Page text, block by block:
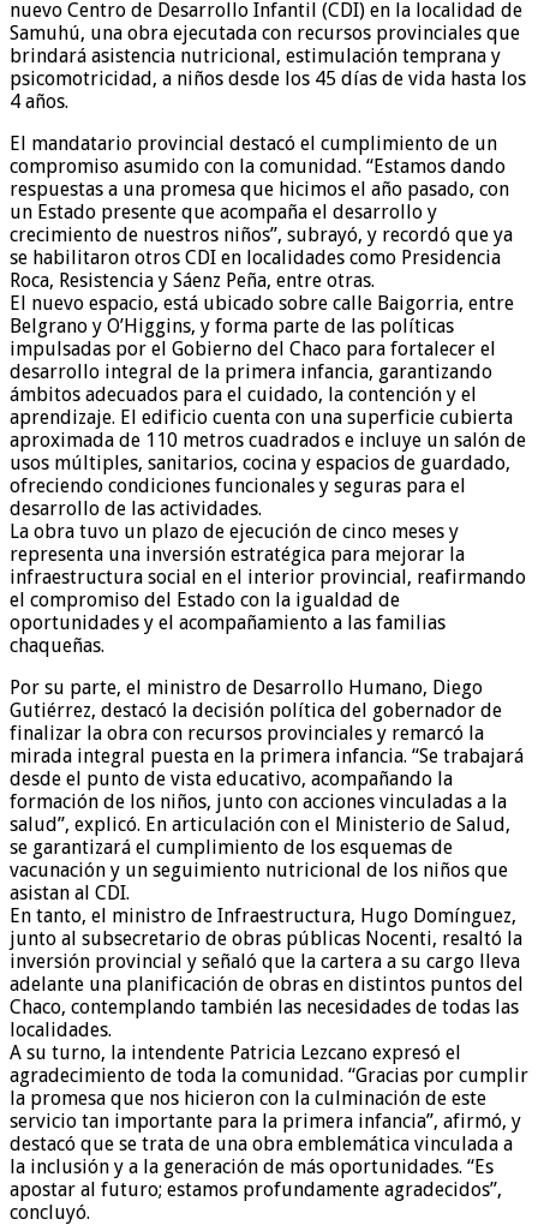
nuevo Centro de Desarrollo Infantil (CDI) en la localidad de
Samuhú, una obra ejecutada con recursos provinciales que
brindará asistencia nutricional, estimulación temprana y
psicomotricidad, a niños desde los 45 días de vida hasta los
4 años.
El mandatario provincial destacó el cumplimiento de un
compromiso asumido con la comunidad. “Estamos dando
respuestas a una promesa que hicimos el año pasado, con
un Estado presente que acompaña el desarrollo y
crecimiento de nuestros niños”, subrayó, y recordó que ya
se habilitaron otros CDI en localidades como Presidencia
Roca, Resistencia y Sáenz Peña, entre otras.
El nuevo espacio, está ubicado sobre calle Baigorria, entre
Belgrano y O’Higgins, y forma parte de las políticas
impulsadas por el Gobierno del Chaco para fortalecer el
desarrollo integral de la primera infancia, garantizando
ámbitos adecuados para el cuidado, la contención y el
aprendizaje. El edificio cuenta con una superficie cubierta
aproximada de 110 metros cuadrados e incluye un salón de
usos múltiples, sanitarios, cocina y espacios de guardado,
ofreciendo condiciones funcionales y seguras para el
desarrollo de las actividades.
La obra tuvo un plazo de ejecución de cinco meses y
representa una inversión estratégica para mejorar la
infraestructura social en el interior provincial, reafirmando
el compromiso del Estado con la igualdad de
oportunidades y el acompañamiento a las familias
chaqueñas.
Por su parte, el ministro de Desarrollo Humano, Diego
Gutiérrez, destacó la decisión política del gobernador de
finalizar la obra con recursos provinciales y remarcó la
mirada integral puesta en la primera infancia. “Se trabajará
desde el punto de vista educativo, acompañando la
formación de los niños, junto con acciones vinculadas a la
salud”, explicó. En articulación con el Ministerio de Salud,
se garantizará el cumplimiento de los esquemas de
vacunación y un seguimiento nutricional de los niños que
asistan al CDI.
En tanto, el ministro de Infraestructura, Hugo Domínguez,
junto al subsecretario de obras públicas Nocenti, resaltó la
inversión provincial y señaló que la cartera a su cargo lleva
adelante una planificación de obras en distintos puntos del
Chaco, contemplando también las necesidades de todas las
localidades.
A su turno, la intendente Patricia Lezcano expresó el
agradecimiento de toda la comunidad. “Gracias por cumplir
la promesa que nos hicieron con la culminación de este
servicio tan importante para la primera infancia”, afirmó, y
destacó que se trata de una obra emblemática vinculada a
la inclusión y a la generación de más oportunidades. “Es
apostar al futuro; estamos profundamente agradecidos”,
concluyó.